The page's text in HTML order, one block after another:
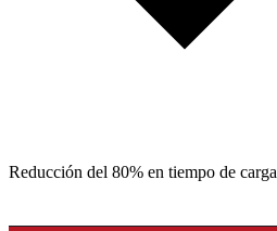
Reducción del 80% en tiempo de carga